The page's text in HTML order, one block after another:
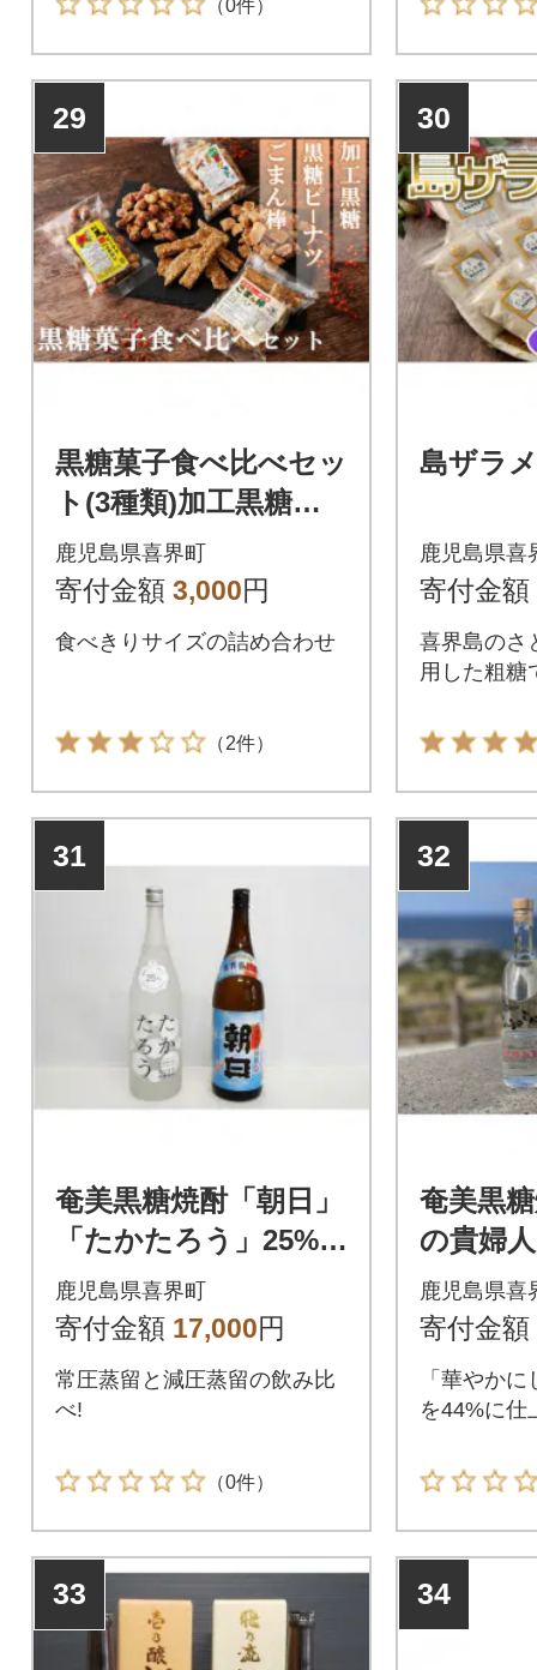
ます。鹿児島県喜界町在住の
方はPayPay商品券を受け取れ
ませんのでご注意ください。
（0件）
29
黒糖菓子食べ比べセッ
ト(3種類)加工黒糖・
黒糖ピーナツ・ごま
菓子
鹿児島県喜界町
寄付金額 3,000円
食べきりサイズの詰め合わせ
（2件）
30
島ザラ
鹿児島県喜
寄付金額
喜界島のさ
用した粗糖
31
奄美黒糖焼酎「朝日」
「たかたろう」25%1
800ml×2本セット
鹿児島県喜界町
寄付金額 17,000円
常圧蒸留と減圧蒸留の飲み比
べ!
（0件）
32
奄美黒
の貴婦
箱入×1本
鹿児島県喜
寄付金額
「華やか
を44%に仕
33 34